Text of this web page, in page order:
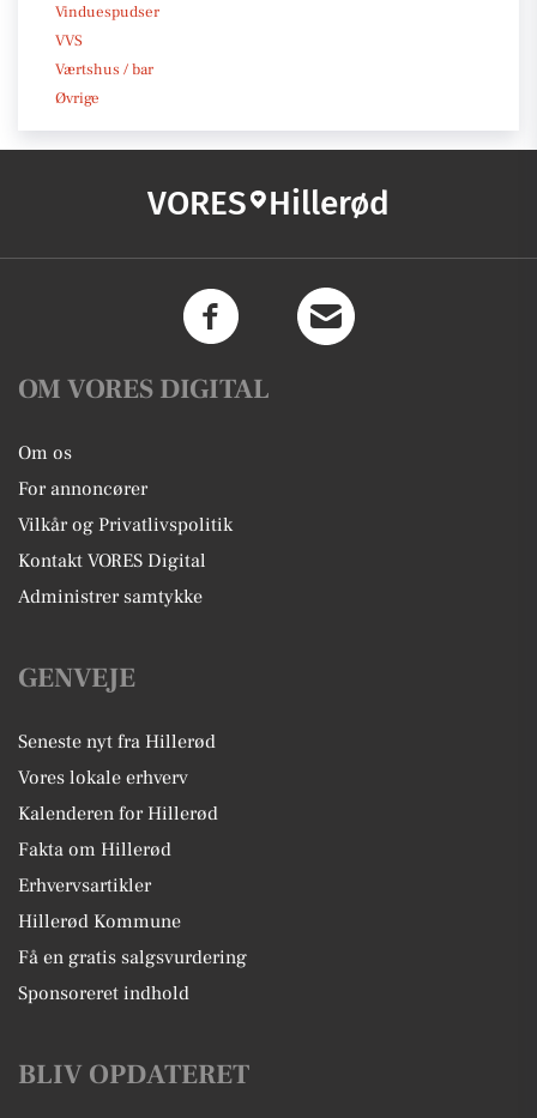
Vinduespudser
VVS
Værtshus / bar
Øvrige
VORES Hillerød
OM VORES DIGITAL
Om os
For annoncører
Vilkår og Privatlivspolitik
Kontakt VORES Digital
Administrer samtykke
GENVEJE
Seneste nyt fra Hillerød
Vores lokale erhverv
Kalenderen for Hillerød
Fakta om Hillerød
Erhvervsartikler
Hillerød Kommune
Få en gratis salgsvurdering
Sponsoreret indhold
BLIV OPDATERET